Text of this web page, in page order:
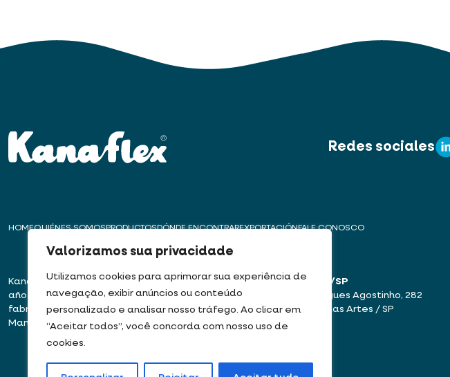
Valorizamos sua privacidade
Utilizamos cookies para aprimorar sua experiência de
navegação, exibir anúncios ou conteúdo
personalizado e analisar nosso tráfego. Ao clicar em
“Aceitar todos”, você concorda com nosso uso de
cookies.
Redes sociales
HOMEQUIÉNES SOMOSPRODUCTOSDÓNDE ENCONTRAREXPORTACIÓNFALE CONOSCO
Kanaflex – Desde hace más de 50
años, liderando la innovación en la
fabricación de Tubos, Ductos y
Mangueras
Sede – Embu das Artes/SP
Rua José Semião Rodrigues Agostinho, 282
Bairro Quinhaú – Embu das Artes / SP
06833-905